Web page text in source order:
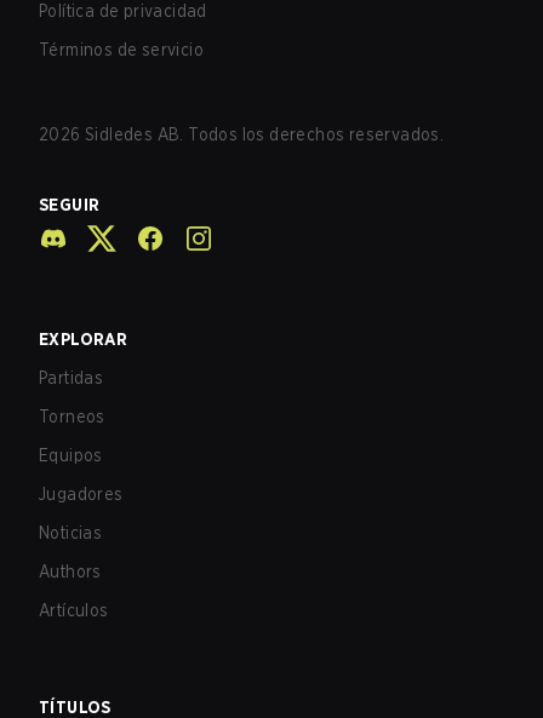
Política de privacidad
Términos de servicio
2026 Sidledes AB. Todos los derechos reservados.
SEGUIR
EXPLORAR
Partidas
Torneos
Equipos
Jugadores
Noticias
Authors
Artículos
TÍTULOS